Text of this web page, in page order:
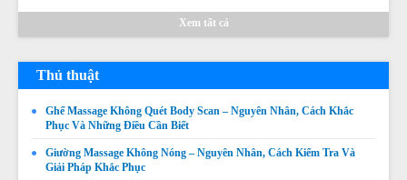
Xem tất cả
Thủ thuật
Ghế Massage Không Quét Body Scan – Nguyên Nhân, Cách Khắc
Phục Và Những Điều Cần Biết
Giường Massage Không Nóng – Nguyên Nhân, Cách Kiểm Tra Và
Giải Pháp Khắc Phục